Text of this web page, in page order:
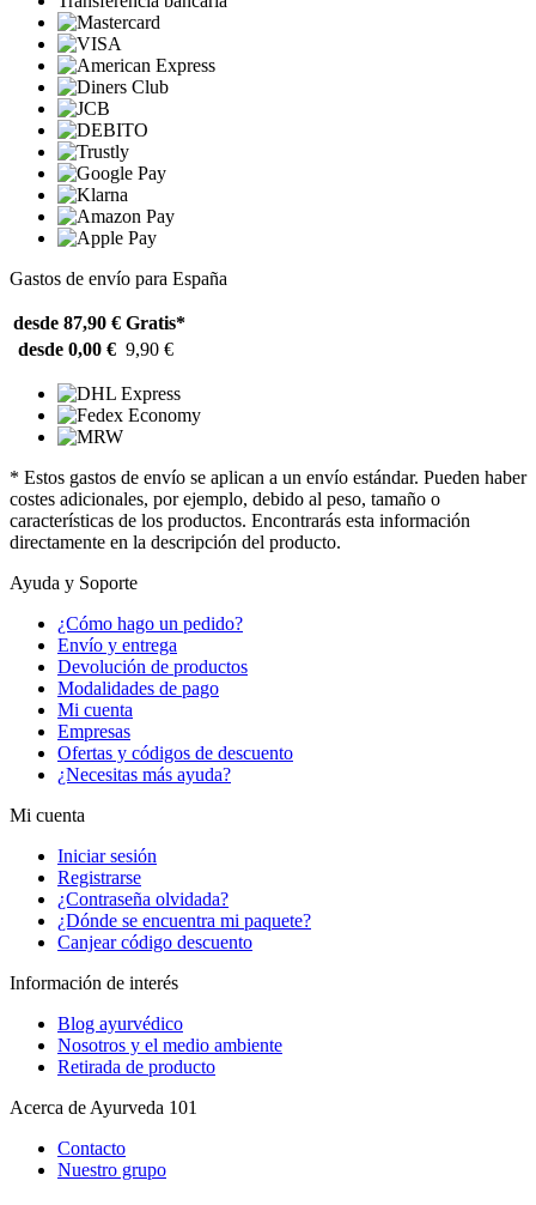
Gastos de envío para España
desde 87,90 € Gratis*
desde 0,00 € 9,90 €
* Estos gastos de envío se aplican a un envío estándar. Pueden haber
costes adicionales, por ejemplo, debido al peso, tamaño o
características de los productos. Encontrarás esta información
directamente en la descripción del producto.
Ayuda y Soporte
¿Cómo hago un pedido?
Envío y entrega
Devolución de productos
Modalidades de pago
Mi cuenta
Empresas
Ofertas y códigos de descuento
¿Necesitas más ayuda?
Mi cuenta
Iniciar sesión
Registrarse
¿Contraseña olvidada?
¿Dónde se encuentra mi paquete?
Canjear código descuento
Información de interés
Blog ayurvédico
Nosotros y el medio ambiente
Retirada de producto
Acerca de Ayurveda 101
Contacto
Nuestro grupo